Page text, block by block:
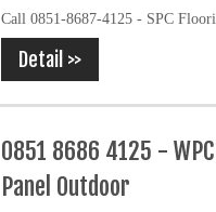
Call 0851-8687-4125 - SPC
Detail >>
0851 8686 4125 - WPC
Panel Outdoor